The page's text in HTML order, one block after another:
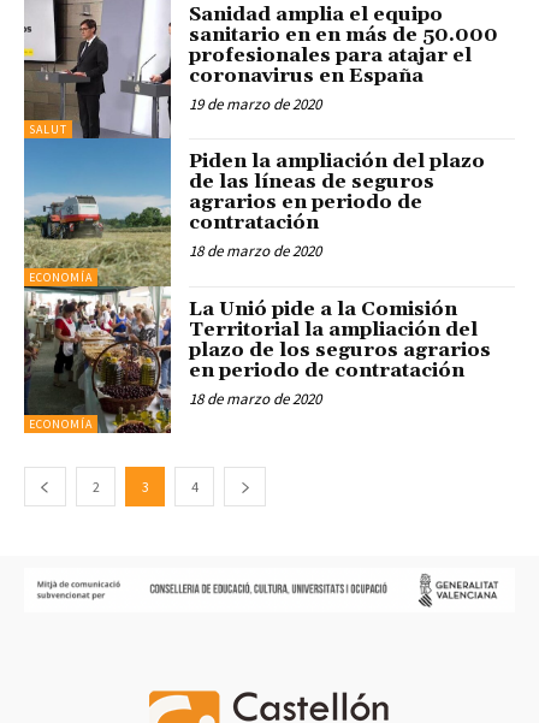
SALUT
Sanidad amplia el equipo
sanitario en en más de 50.000
profesionales para atajar el
coronavirus en España
19 de marzo de 2020
ECONOMÍA
Piden la ampliación del plazo
de las líneas de seguros
agrarios en periodo de
contratación
18 de marzo de 2020
ECONOMÍA
La Unió pide a la Comisión
Territorial la ampliación del
plazo de los seguros agrarios
en periodo de contratación
18 de marzo de 2020
2 3 4